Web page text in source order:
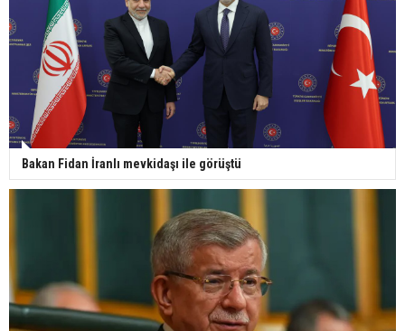
Bakan Fidan İranlı mevkidaşı ile görüştü